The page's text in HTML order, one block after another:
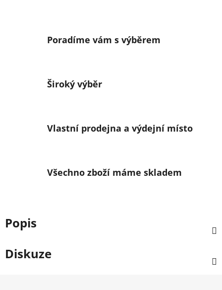
Poradíme vám s výběrem
Široký výběr
Vlastní prodejna a výdejní místo
Všechno zboží máme skladem
Popis
Diskuze